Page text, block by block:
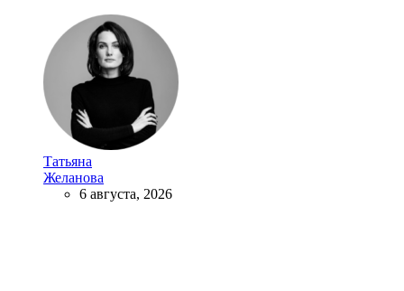
Татьяна
Желанова
6 августа, 2026